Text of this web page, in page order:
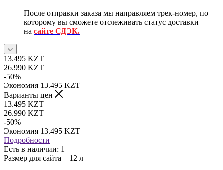
После отправки заказа мы направляем трек-номер, по
которому вы сможете отслеживать статус доставки
на сайте СДЭК.
13.495 KZT
26.990 KZT
-50%
Экономия 13.495 KZT
Варианты цен
13.495 KZT
26.990 KZT
-50%
Экономия 13.495 KZT
Подробности
Есть в наличии: 1
Размер для сайта—12 л